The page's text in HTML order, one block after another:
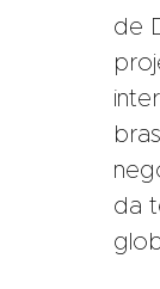
de
da